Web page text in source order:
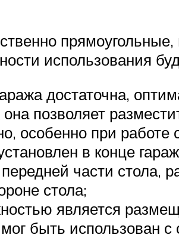
использования
достаточна,
она позволяет
особенно при
в конце
части стола,
стола;
является
быть использован с